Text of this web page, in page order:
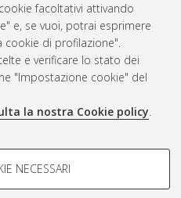
facoltativi attivando
e, se vuoi, potrai esprimere
cookie di profilazione".
e verificare lo stato dei
"Impostazione cookie" del
la nostra Cookie policy.
-
NECESSARI